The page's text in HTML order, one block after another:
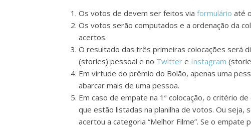
Os votos de devem ser feitos via formulário até
Os votos serão computados e a ordenação da
acertos.
O resultado das três primeiras colocações será
(stories) pessoal e no Twitter e Instagram
Em virtude do prêmio do Bolão, apenas uma
abarcar mais de uma pessoa.
Em caso de empate na 1ª colocação, o critério
que estão listadas na planilha de votos. Ou
acertou a categoria “Melhor Filme”. Se o empate